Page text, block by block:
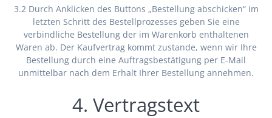
3.2 Durch Anklicken des Buttons „Bestellung abschicken“ im
letzten Schritt des Bestellprozesses geben Sie eine
verbindliche Bestellung der im Warenkorb enthaltenen
Waren ab. Der Kaufvertrag kommt zustande, wenn wir Ihre
Bestellung durch eine Auftragsbestätigung per E-Mail
unmittelbar nach dem Erhalt Ihrer Bestellung annehmen.
4. Vertragstext